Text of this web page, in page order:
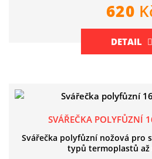
620
DETAIL
SVÁŘEČKA POLYFŮZNÍ
Svářečka polyfůzní nožová pro
typů termoplastů